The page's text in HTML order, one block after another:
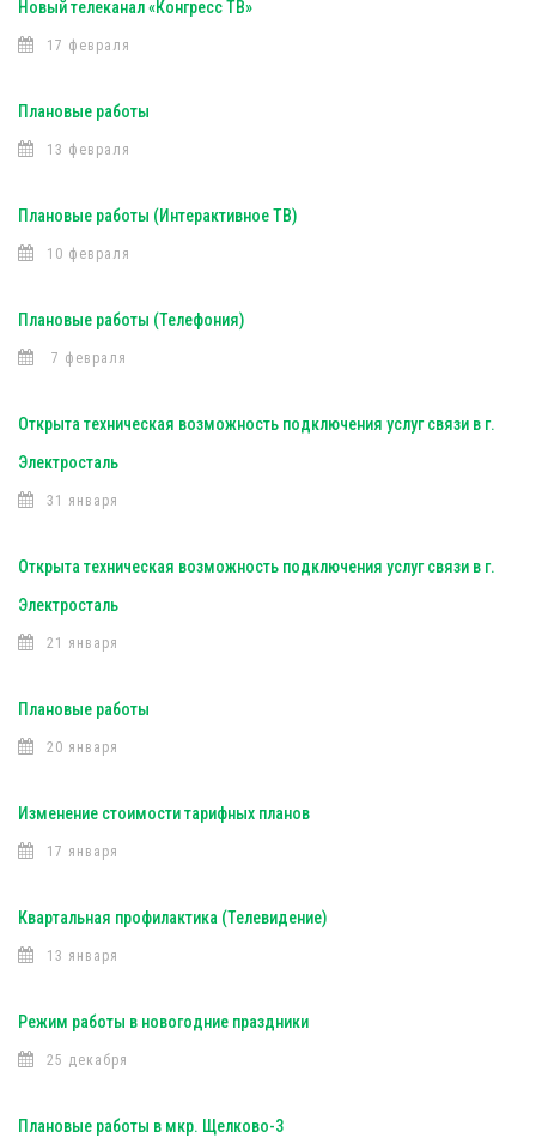
Новый телеканал «Конгресс ТВ»
17 февраля
Плановые работы
13 февраля
Плановые работы (Интерактивное ТВ)
10 февраля
Плановые работы (Телефония)
7 февраля
Открыта техническая возможность подключения услуг связи в г.
Электросталь
31 января
Открыта техническая возможность подключения услуг связи в г.
Электросталь
21 января
Плановые работы
20 января
Изменение стоимости тарифных планов
17 января
Квартальная профилактика (Телевидение)
13 января
Режим работы в новогодние праздники
25 декабря
Плановые работы в мкр. Щелково-3